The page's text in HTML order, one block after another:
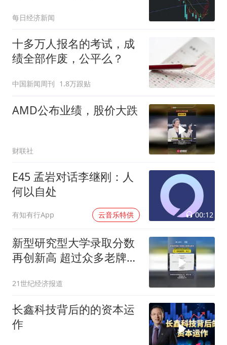
单）
每日经济新闻
十多万人报名的考试，成
绩全部作废，公平么？
中国新闻周刊 1.8万跟贴
AMD公布业绩，股价大跌
财联社
E45 孟岩对话李继刚：人
何以自处
有知有行App 云音乐特供 00:12
新型研究型大学录取分数
再创新高 超过众多老牌
华、北大？
21世纪经济报道
长鑫科技背后的的资本运
作